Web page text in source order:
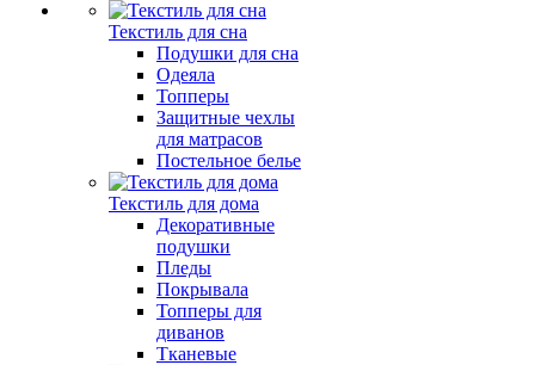
Текстиль для сна
Подушки для сна
Одеяла
Топперы
Защитные чехлы
для матрасов
Постельное белье
Текстиль для дома
Декоративные
подушки
Пледы
Покрывала
Топперы для
диванов
Тканевые